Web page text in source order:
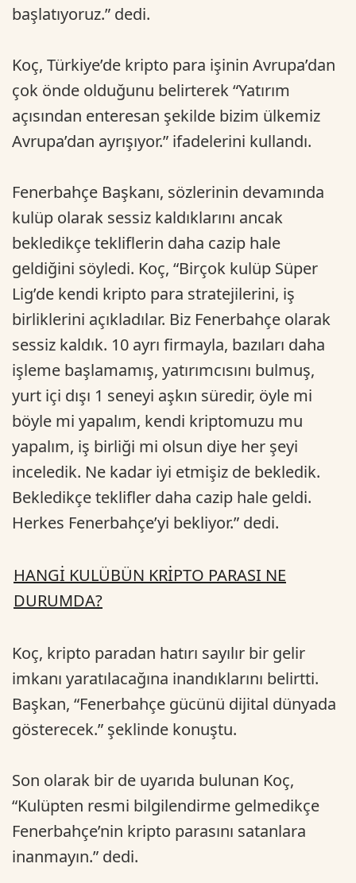
başlatıyoruz.” dedi.
Koç, Türkiye’de kripto para işinin Avrupa’dan
çok önde olduğunu belirterek “Yatırım
açısından enteresan şekilde bizim ülkemiz
Avrupa’dan ayrışıyor.” ifadelerini kullandı.
Fenerbahçe Başkanı, sözlerinin devamında
kulüp olarak sessiz kaldıklarını ancak
bekledikçe tekliflerin daha cazip hale
geldiğini söyledi. Koç, “Birçok kulüp Süper
Lig’de kendi kripto para stratejilerini, iş
birliklerini açıkladılar. Biz Fenerbahçe olarak
sessiz kaldık. 10 ayrı firmayla, bazıları daha
işleme başlamamış, yatırımcısını bulmuş,
yurt içi dışı 1 seneyi aşkın süredir, öyle mi
böyle mi yapalım, kendi kriptomuzu mu
yapalım, iş birliği mi olsun diye her şeyi
inceledik. Ne kadar iyi etmişiz de bekledik.
Bekledikçe teklifler daha cazip hale geldi.
Herkes Fenerbahçe’yi bekliyor.” dedi.
HANGİ KULÜBÜN KRİPTO PARASI NE
DURUMDA?
Koç, kripto paradan hatırı sayılır bir gelir
imkanı yaratılacağına inandıklarını belirtti.
Başkan, “Fenerbahçe gücünü dijital dünyada
gösterecek.” şeklinde konuştu.
Son olarak bir de uyarıda bulunan Koç,
“Kulüpten resmi bilgilendirme gelmedikçe
Fenerbahçe’nin kripto parasını satanlara
inanmayın.” dedi.